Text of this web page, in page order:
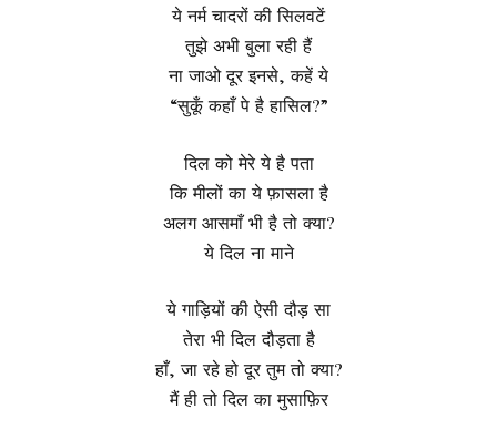
ये नर्म चादरों की सिलवटें
तुझे अभी बुला रही हैं
ना जाओ दूर इनसे, कहें ये
“सुकूँ कहाँ पे है हासिल?”
दिल को मेरे ये है पता
कि मीलों का ये फ़ासला है
अलग आसमाँ भी है तो क्या?
ये दिल ना माने
ये गाड़ियों की ऐसी दौड़ सा
तेरा भी दिल दौड़ता है
हाँ, जा रहे हो दूर तुम तो क्या?
मैं ही तो दिल का मुसाफ़िर